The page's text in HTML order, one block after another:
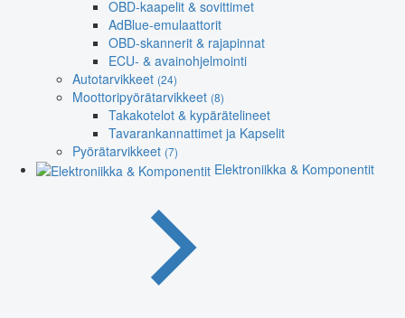
OBD-kaapelit & sovittimet
AdBlue-emulaattorit
OBD-skannerit & rajapinnat
ECU- & avainohjelmointi
Autotarvikkeet (24)
Moottoripyörätarvikkeet (8)
Takakotelot & kypärätelineet
Tavarankannattimet ja Kapselit
Pyörätarvikkeet (7)
Elektroniikka & Komponentit